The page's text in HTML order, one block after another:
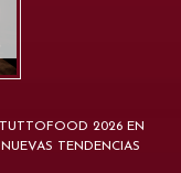
2026 EN
TENDENCIAS